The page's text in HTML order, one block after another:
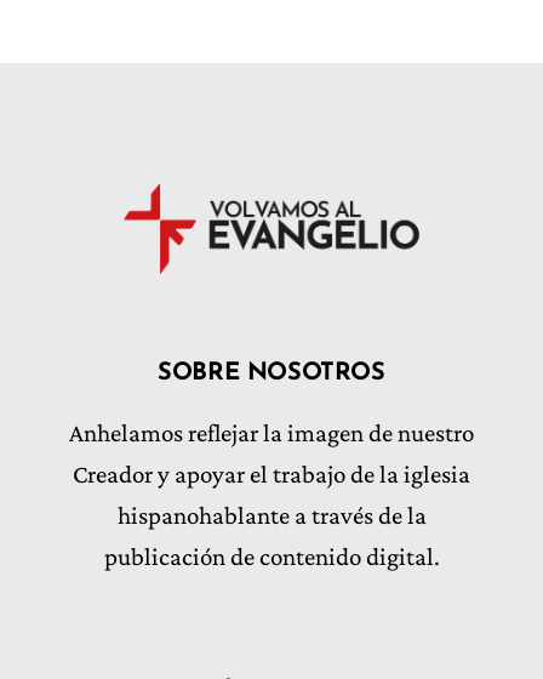
SOBRE NOSOTROS
Anhelamos reflejar la imagen de nuestro
Creador y apoyar el trabajo de la iglesia
hispanohablante a través de la
publicación de contenido digital.